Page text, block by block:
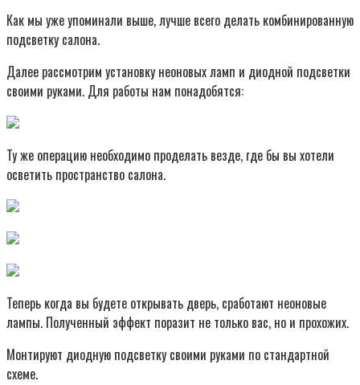
Как мы уже упоминали выше, лучше всего делать комбинированную
подсветку салона.
Далее рассмотрим установку неоновых ламп и диодной подсветки
своими руками. Для работы нам понадобятся:
Ту же операцию необходимо проделать везде, где бы вы хотели
осветить пространство салона.
Теперь когда вы будете открывать дверь, сработают неоновые
лампы. Полученный эффект поразит не только вас, но и прохожих.
Монтируют диодную подсветку своими руками по стандартной
схеме.